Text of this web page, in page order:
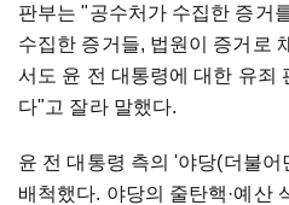
판부는 "공수처가 수집한 증거
수집한 증거들, 법원이 증거로
서도 윤 전 대통령에 대한 유죄
다"고 잘라 말했다.
윤 전 대통령 측의 '야당(더불
배척했다. 야당의 줄탄핵·예산